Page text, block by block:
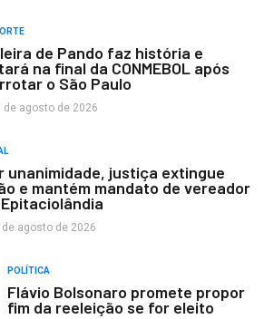
de Pando faz história e
na final da CONMEBOL após
o São Paulo
de agosto de 2026
unanimidade, justiça extingue
e mantém mandato de vereador
de agosto de 2026
POLÍTICA
Flávio Bolsonaro promete propor
fim da reeleição se for eleito